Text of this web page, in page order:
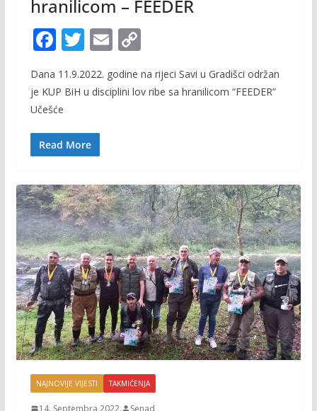
hranilicom – FEEDER
F
e
b
o
o
T
itt
E
m
ai
l
C
p
Dana 11.9.2022. godine na rijeci Savi u Gradišci održan
je KUP BiH u disciplini lov ribe sa hranilicom “FEEDER”
Učešće
Read More
NAJNOVIJE VIJESTI TAKMIČENJA